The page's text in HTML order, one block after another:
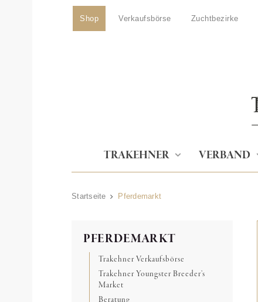
Shop Verkaufsbörse Zuchtbezirke
TRAKEHNER VERBAND
Startseite Pferdemarkt
PFERDEMARKT
Trakehner Verkaufsbörse
Trakehner Youngster Breeder’s
Market